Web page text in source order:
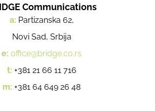
Communications
a: Partizanska 62,
Novi Sad, Srbija
e: office@bridge.co.rs
t: +381 21 66 11 716
m: +381 64 649 26 48